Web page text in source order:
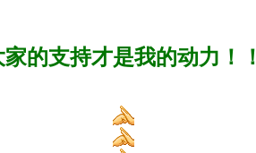
家的支持才是我的动力！！